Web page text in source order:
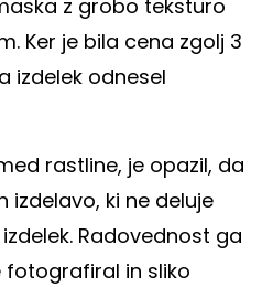
z grobo teksturo
Ker je bila cena zgolj 3
izdelek odnesel
rastline, je opazil, da
ki ne deluje
Radovednost ga
fotografiral in sliko